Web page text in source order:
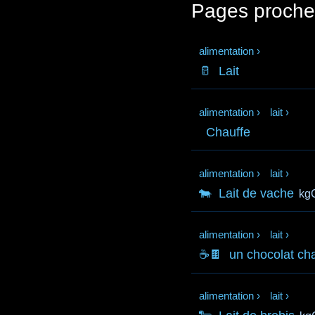
Pages
alimentation ›
🥛 Lait
alimentation › lait ›
Chauffe
alimentation › lait ›
🐄 Lait de vache
alimentation › lait ›
☕🍫 un chocolat
alimentation › lait ›